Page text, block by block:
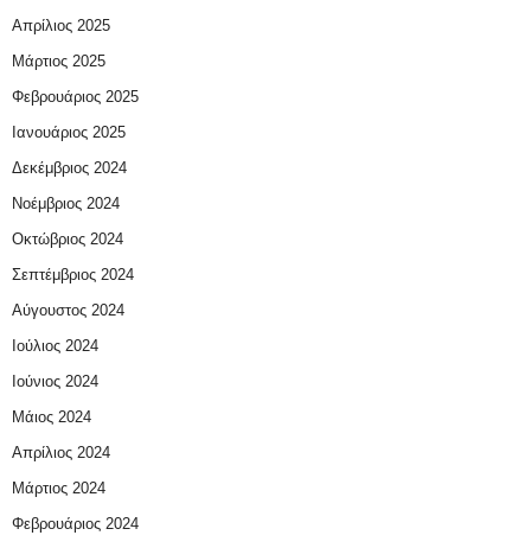
Απρίλιος 2025
Μάρτιος 2025
Φεβρουάριος 2025
Ιανουάριος 2025
Δεκέμβριος 2024
Νοέμβριος 2024
Οκτώβριος 2024
Σεπτέμβριος 2024
Αύγουστος 2024
Ιούλιος 2024
Ιούνιος 2024
Μάιος 2024
Απρίλιος 2024
Μάρτιος 2024
Φεβρουάριος 2024